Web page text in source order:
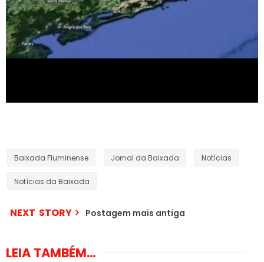
Baixada Fluminense Jornal da Baixada Notícias
Notícias da Baixada
NEXT STORY Postagem mais antiga
LEIA TAMBÉM...